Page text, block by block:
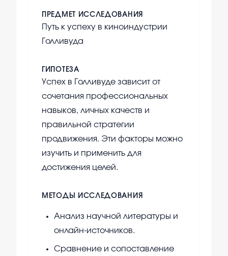
ПРЕДМЕТ ИССЛЕДОВАНИЯ
Путь к успеху в киноиндустрии
Голливуда
ГИПОТЕЗА
Успех в Голливуде зависит от
сочетания профессиональных
навыков, личных качеств и
правильной стратегии
продвижения. Эти факторы можно
изучить и применить для
достижения целей.
МЕТОДЫ ИССЛЕДОВАНИЯ
Анализ научной литературы и
онлайн-источников.
Сравнение и сопоставление